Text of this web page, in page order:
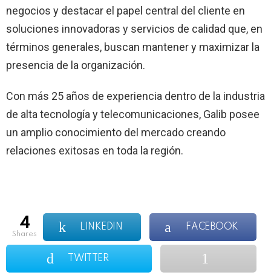
negocios y destacar el papel central del cliente en
soluciones innovadoras y servicios de calidad que, en
términos generales, buscan mantener y maximizar la
presencia de la organización.
Con más 25 años de experiencia dentro de la industria
de alta tecnología y telecomunicaciones, Galib posee
un amplio conocimiento del mercado creando
relaciones exitosas en toda la región.
4
shares
LINKEDIN FACEBOOK
TWITTER